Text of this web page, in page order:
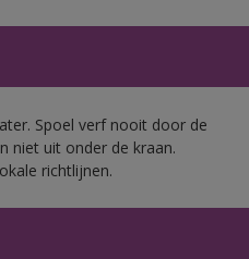
Spoel verf nooit door de
niet uit onder de kraan.
richtlijnen.